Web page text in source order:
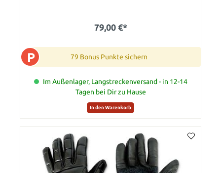
79,00 €*
P 79 Bonus Punkte sichern
Im Außenlager, Langstreckenversand - in 12-14
Tagen bei Dir zu Hause
In den Warenkorb